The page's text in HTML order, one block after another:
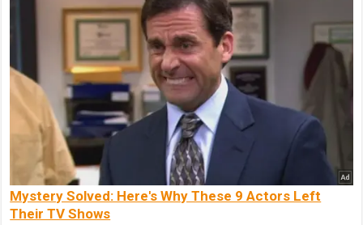
Mystery Solved: Here's Why These 9 Actors Left
Their TV Shows